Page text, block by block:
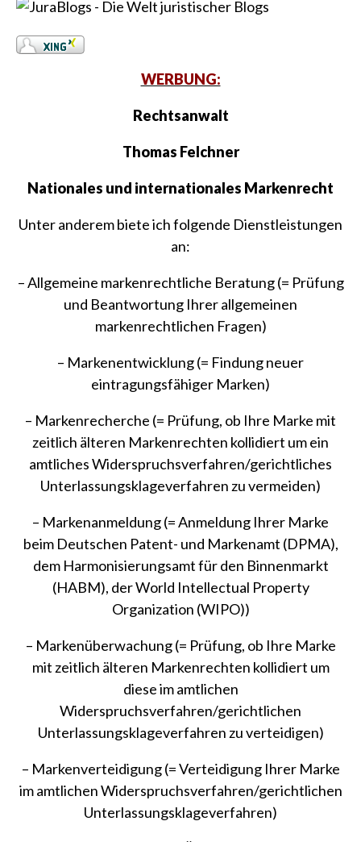
WERBUNG:
Rechtsanwalt
Thomas Felchner
Nationales und internationales Markenrecht
Unter anderem biete ich folgende Dienstleistungen
an:
– Allgemeine markenrechtliche Beratung (= Prüfung
und Beantwortung Ihrer allgemeinen
markenrechtlichen Fragen)
– Markenentwicklung (= Findung neuer
eintragungsfähiger Marken)
– Markenrecherche (= Prüfung, ob Ihre Marke mit
zeitlich älteren Markenrechten kollidiert um ein
amtliches Widerspruchsverfahren/gerichtliches
Unterlassungsklageverfahren zu vermeiden)
– Markenanmeldung (= Anmeldung Ihrer Marke
beim Deutschen Patent- und Markenamt (DPMA),
dem Harmonisierungsamt für den Binnenmarkt
(HABM), der World Intellectual Property
Organization (WIPO))
– Markenüberwachung (= Prüfung, ob Ihre Marke
mit zeitlich älteren Markenrechten kollidiert um
diese im amtlichen
Widerspruchsverfahren/gerichtlichen
Unterlassungsklageverfahren zu verteidigen)
– Markenverteidigung (= Verteidigung Ihrer Marke
im amtlichen Widerspruchsverfahren/gerichtlichen
Unterlassungsklageverfahren)